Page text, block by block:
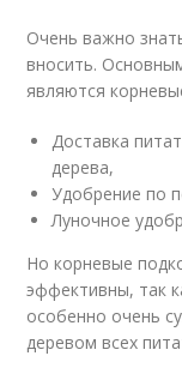
Очень важно
вносить.
являются
Доставка
дерева,
Удобрение по
Луночное
Но корневые
эффективны, так
особенно очень
деревом всех